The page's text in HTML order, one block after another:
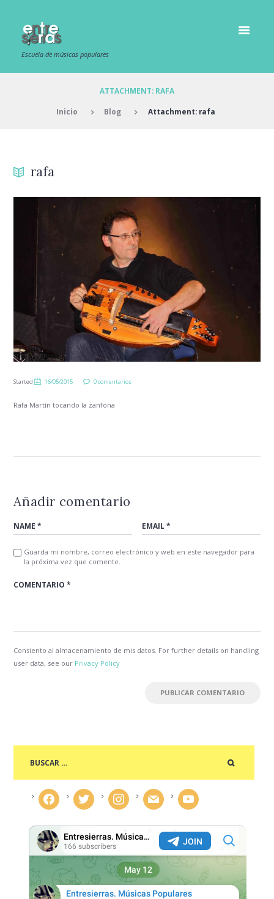
Escuela de músicas populares
ATTACHMENT: RAFA
Inicio Blog Attachment: rafa
rafa
Started 16/05/2015 0 comentarios
Rafa Martín tocando la zanfona
Añadir comentario
Guarda mi nombre, correo electrónico y web en este navegador para
la próxima vez que comente.
Consiento al almacenamiento de mis datos. For further details on handling
user data, see our Privacy Policy
facebook twitter instagram mail youtube